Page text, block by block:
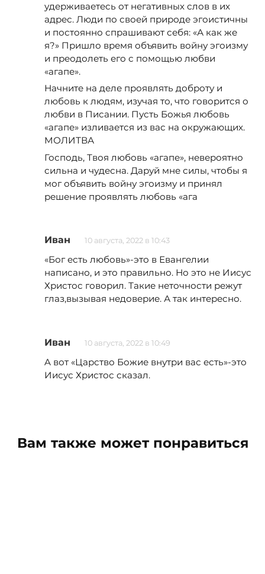
удерживаетесь от негативных слов в их
адрес. Люди по своей природе эгоистичны
и постоянно спрашивают себя: «А как же
я?» Пришло время объявить войну эгоизму
и преодолеть его с помощью любви
«агапе».
Начните на деле проявлять доброту и
любовь к людям, изучая то, что говорится о
любви в Писании. Пусть Божья любовь
«агапе» изливается из вас на окружающих.
МОЛИТВА
Господь, Твоя любовь «агапе», невероятно
сильна и чудесна. Даруй мне силы, чтобы я
мог объявить войну эгоизму и принял
решение проявлять любовь «ага
Иван 10 августа, 2022 в 10:43
«Бог есть любовь»-это в Евангелии
написано, и это правильно. Но это не Иисус
Христос говорил. Такие неточности режут
глаз,вызывая недоверие. А так интересно.
Иван 10 августа, 2022 в 10:49
A вот «Царство Божие внутри вас есть»-это
Иисус Христос сказал.
Вам также может понравиться